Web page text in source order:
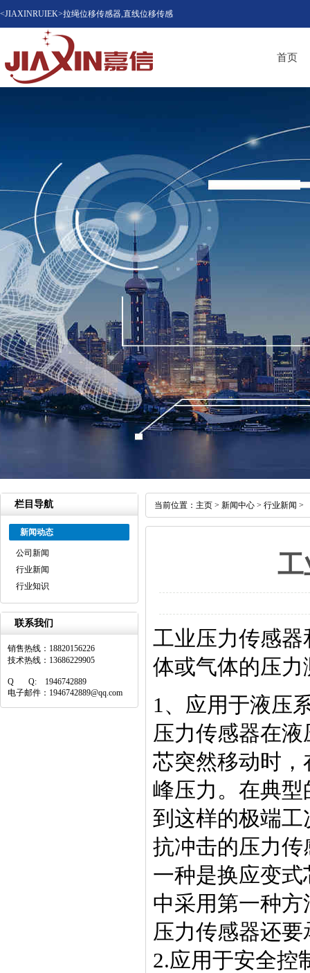
<JIAXINRUIEK>拉绳位移传感器,直线位移传感
器（位移计），磁致伸缩位移传感器，LVDT位
移传感器知名品牌供应商
首页
栏目导航
新闻动态
公司新闻
行业新闻
行业知识
联系我们
销售热线：18820156226
技术热线：13686229905
Q Q: 1946742889
电子邮件：1946742889@qq.com
当前位置： 主页 > 新闻中心 > 行业新闻 >
工
工业压力传感
体或气体的压力
1、应用于液压
压力传感器在
芯突然移动时
峰压力。在典
到这样的极端
抗冲击的压力
一种是换应变
中采用第一种
压力传感器还
2.应用于安全控